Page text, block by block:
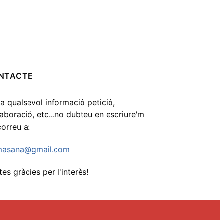
qualsevol informació petició,
etc...no dubteu en escriure'm
a:
gràcies per l'interès!